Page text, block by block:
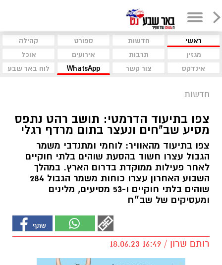
ראשי חדשות ספורט
קהילה
מגזין
תרבות אירועים
אוכל
אינדקס
צור קשר WhatsApp לוח באר שבע
חדשות
צפו בתיעוד הדרמטי: תושב רהט נתפס
מסיע שב"חים ונעצר בתום מרדף רגלי
צפו בתיעוד מהאוויר: לוחמי ומתנדבי משמר
הגבול עצרו חשוד בהסעת שוהים בלתי חוקיים
לאחר פעילות ממוקדת בדרום הארץ. במהלך
השבוע האחרון עצרו כוחות משמר הגבול 284
שוהים בלתי חוקיים ו-53 מסיעים, מלינים
ומעסיקים של שב״ח
רותם שרון / 16:49 18.06.23